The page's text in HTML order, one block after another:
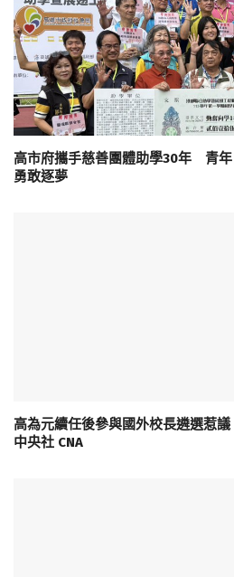
高市府攜手慈善團體助學30年 青
勇敢逐夢
高為元續任後參與國外校長遴選惹
中央社 CNA